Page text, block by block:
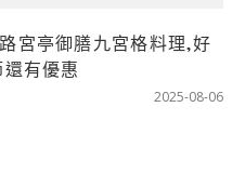
宮亭御膳九宮格料理,好
有優惠
2025-08-06